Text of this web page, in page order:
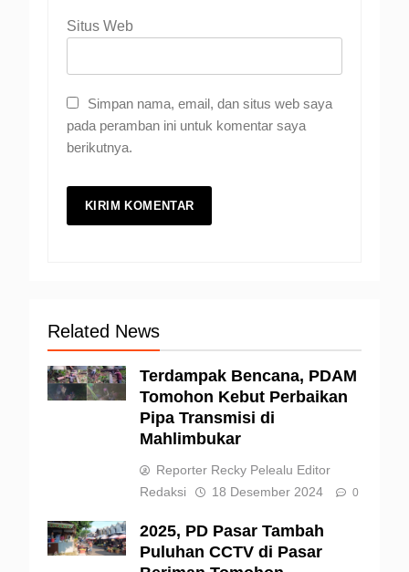
Situs Web
Simpan nama, email, dan situs web saya
pada peramban ini untuk komentar saya
berikutnya.
Related News
Terdampak Bencana, PDAM
Tomohon Kebut Perbaikan
Pipa Transmisi di
Mahlimbukar
Reporter Recky Pelealu Editor
Redaksi
18 Desember 2024 0
2025, PD Pasar Tambah
Puluhan CCTV di Pasar